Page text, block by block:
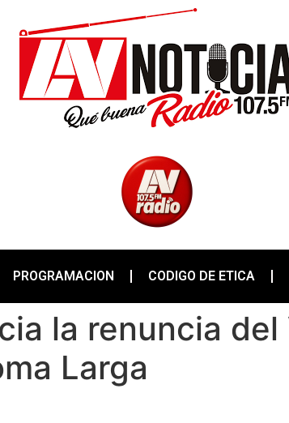
PROGRAMACION CODIGO DE ETICA
la renuncia
Larga